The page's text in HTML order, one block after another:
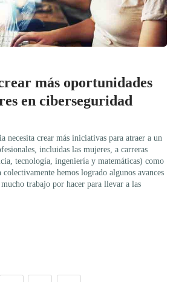
más oportunidades
en ciberseguridad
necesita crear más iniciativas para atraer a un
incluidas las mujeres, a carreras
tecnología, ingeniería y matemáticas) como
hemos logrado algunos avances
trabajo por hacer para llevar a las